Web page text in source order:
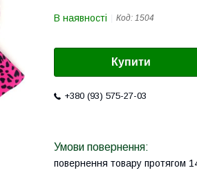
В наявності Код: 1504
Купити
+380 (93) 575-27-03
повернення товару протягом